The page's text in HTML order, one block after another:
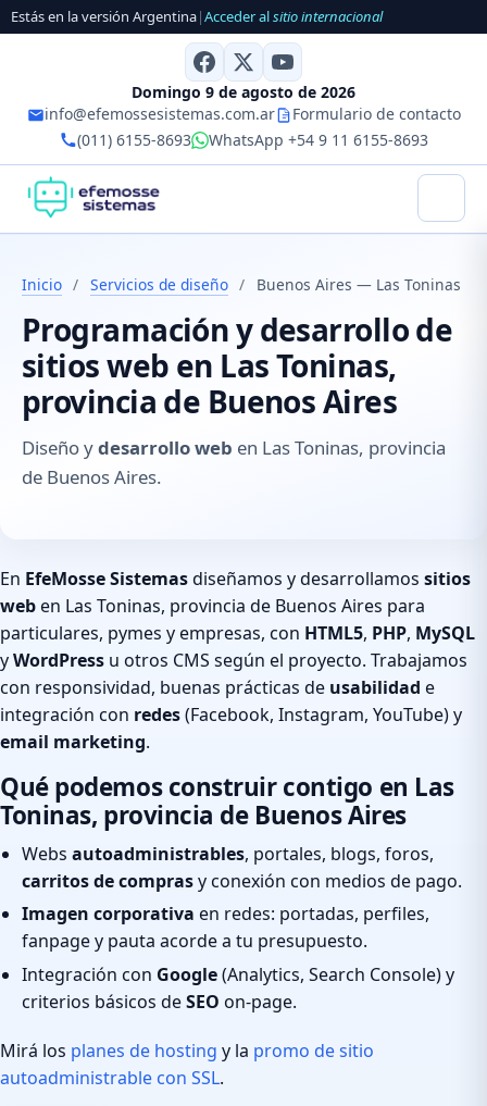
Estás en la versión Argentina|Acceder alsitio internacional
Domingo 9 de agosto de 2026
info@efemossesistemas.com.ar
Formulario de contacto
(011) 6155-8693
WhatsApp +54 9 11 6155-8693
Inicio / Servicios de diseño / Buenos Aires — Las Toninas
Programación y desarrollo de
sitios web en Las Toninas,
provincia de Buenos Aires
Diseño ydesarrollo web en Las Toninas, provincia
de Buenos Aires.
En EfeMosse Sistemasdiseñamos y desarrollamos sitios
weben Las Toninas, provincia de Buenos Aires para
particulares, pymes y empresas, con HTML5, PHP, MySQL
yWordPress u otros CMS según el proyecto. Trabajamos
con responsividad, buenas prácticas de usabilidad e
integración con redes(Facebook, Instagram, YouTube) y
email marketing.
Qué podemos construir contigo en Las
Toninas, provincia de Buenos Aires
Webs autoadministrables, portales, blogs, foros,
carritos de comprasy conexión con medios de pago.
Imagen corporativa en redes: portadas, perfiles,
fanpage y pauta acorde a tu presupuesto.
Integración con Google(Analytics, Search Console) y
criterios básicos deSEO on-page.
Mirá los planes de hosting y la promo de sitio
autoadministrable con SSL.